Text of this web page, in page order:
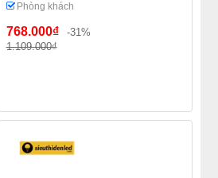
Phòng khách
768.000₫
-31%
1.109.000₫